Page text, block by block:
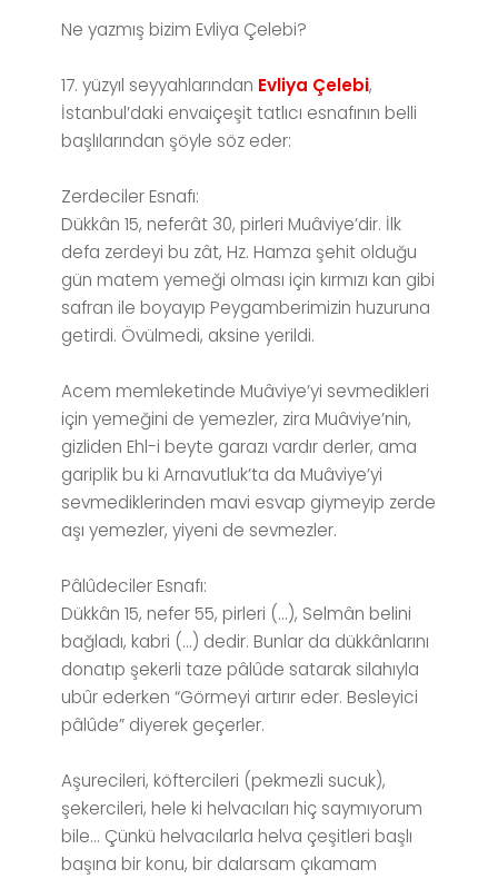
Ne yazmış bizim Evliya Çelebi?
17. yüzyıl seyyahlarından Evliya Çelebi,
İstanbul’daki envaiçeşit tatlıcı esnafının belli
başlılarından şöyle söz eder:
Zerdeciler Esnafı:
Dükkân 15, neferât 30, pirleri Muâviye’dir. İlk
defa zerdeyi bu zât, Hz. Hamza şehit olduğu
gün matem yemeği olması için kırmızı kan gibi
safran ile boyayıp Peygamberimizin huzuruna
getirdi. Övülmedi, aksine yerildi.
Acem memleketinde Muâviye’yi sevmedikleri
için yemeğini de yemezler, zira Muâviye’nin,
gizliden Ehl-i beyte garazı vardır derler, ama
gariplik bu ki Arnavutluk’ta da Muâviye’yi
sevmediklerinden mavi esvap giymeyip zerde
aşı yemezler, yiyeni de sevmezler.
Pâlûdeciler Esnafı:
Dükkân 15, nefer 55, pirleri (…), Selmân belini
bağladı, kabri (…) dedir. Bunlar da dükkânlarını
donatıp şekerli taze pâlûde satarak silahıyla
ubûr ederken “Görmeyi artırır eder. Besleyici
pâlûde” diyerek geçerler.
Aşurecileri, köftercileri (pekmezli sucuk),
şekercileri, hele ki helvacıları hiç saymıyorum
bile… Çünkü helvacılarla helva çeşitleri başlı
başına bir konu, bir dalarsam çıkamam